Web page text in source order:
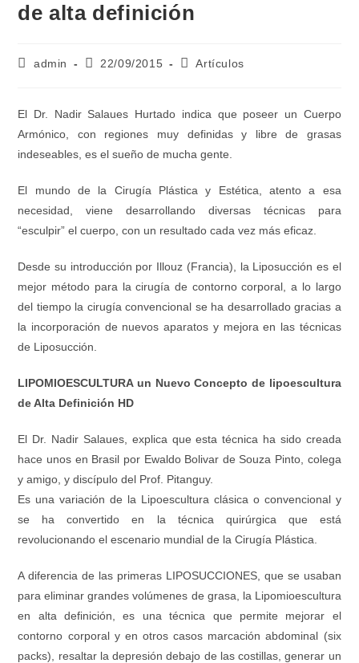
de alta definición
admin 22/09/2015 Artículos
El Dr. Nadir Salaues Hurtado indica que poseer un Cuerpo
Armónico, con regiones muy definidas y libre de grasas
indeseables, es el sueño de mucha gente.
El mundo de la Cirugía Plástica y Estética, atento a esa
necesidad, viene desarrollando diversas técnicas para
“esculpir” el cuerpo, con un resultado cada vez más eficaz.
Desde su introducción por Illouz (Francia), la Liposucción es el
mejor método para la cirugía de contorno corporal, a lo largo
del tiempo la cirugía convencional se ha desarrollado gracias a
la incorporación de nuevos aparatos y mejora en las técnicas
de Liposucción.
LIPOMIOESCULTURA un Nuevo Concepto de lipoescultura
de Alta Definición HD
El Dr. Nadir Salaues, explica que esta técnica ha sido creada
hace unos en Brasil por Ewaldo Bolivar de Souza Pinto, colega
y amigo, y discípulo del Prof. Pitanguy.
Es una variación de la Lipoescultura clásica o convencional y
se ha convertido en la técnica quirúrgica que está
revolucionando el escenario mundial de la Cirugía Plástica.
A diferencia de las primeras LIPOSUCCIONES, que se usaban
para eliminar grandes volúmenes de grasa, la Lipomioescultura
en alta definición, es una técnica que permite mejorar el
contorno corporal y en otros casos marcación abdominal (six
packs), resaltar la depresión debajo de las costillas, generar un